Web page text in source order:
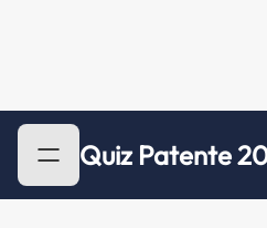
Quiz Patente